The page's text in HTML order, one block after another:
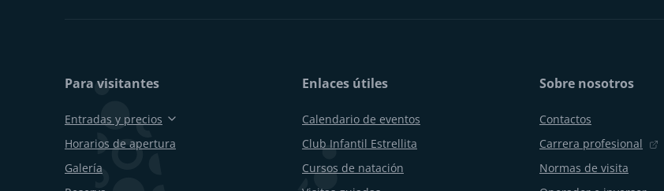
Para visitantes
Entradas y precios
Horarios de apertura
Galería
Enlaces útiles
Calendario de eventos
Club Infantil Estrellita
Cursos de natación
Sobre nosotros
Contactos
Carrera profesional
Normas de visita